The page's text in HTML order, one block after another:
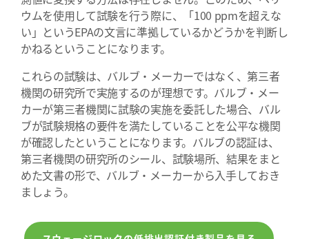
ウムを使用して試験を行う際に、「100 ppmを超えな
い」というEPAの文言に準拠しているかどうかを判断し
かねるということになります。
これらの試験は、バルブ・メーカーではなく、第三者
機関の研究所で実施するのが理想です。バルブ・メー
カーが第三者機関に試験の実施を委託した場合、バル
ブが試験規格の要件を満たしていることを公平な機関
が確認したということになります。バルブの認証は、
第三者機関の研究所のシール、試験場所、結果をまと
めた文書の形で、バルブ・メーカーから入手しておき
ましょう。